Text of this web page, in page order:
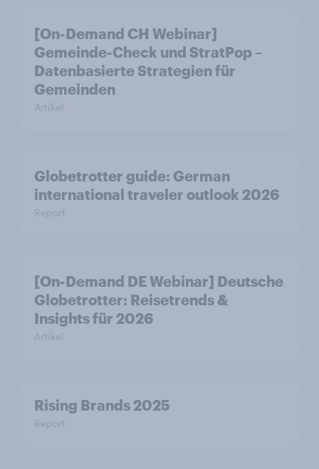
[On-Demand CH Webinar]
Gemeinde-Check und StratPop –
Datenbasierte Strategien für
Gemeinden
Artikel
Globetrotter guide: German
international traveler outlook 2026
Report
[On-Demand DE Webinar] Deutsche
Globetrotter: Reisetrends &
Insights für 2026
Artikel
Rising Brands 2025
Report